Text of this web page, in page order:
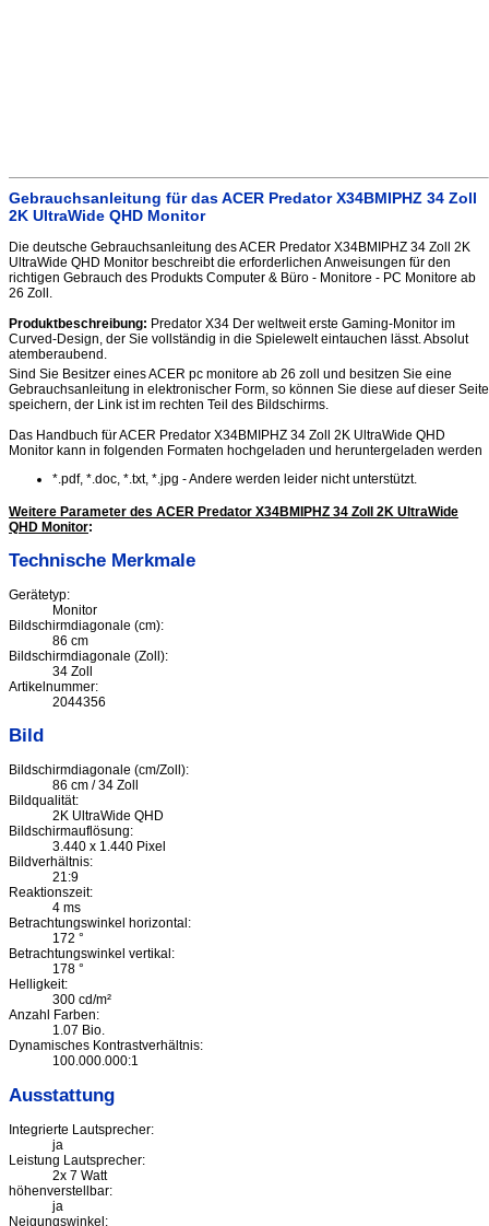
Gebrauchsanleitung für das ACER Predator X34BMIPHZ 34 Zoll
2K UltraWide QHD Monitor
Die deutsche Gebrauchsanleitung des ACER Predator X34BMIPHZ 34 Zoll 2K
UltraWide QHD Monitor beschreibt die erforderlichen Anweisungen für den
richtigen Gebrauch des Produkts Computer & Büro - Monitore - PC Monitore ab
26 Zoll.
Produktbeschreibung: Predator X34 Der weltweit erste Gaming-Monitor im
Curved-Design, der Sie vollständig in die Spielewelt eintauchen lässt. Absolut
atemberaubend.
Sind Sie Besitzer eines ACER pc monitore ab 26 zoll und besitzen Sie eine
Gebrauchsanleitung in elektronischer Form, so können Sie diese auf dieser Seite
speichern, der Link ist im rechten Teil des Bildschirms.
Das Handbuch für ACER Predator X34BMIPHZ 34 Zoll 2K UltraWide QHD
Monitor kann in folgenden Formaten hochgeladen und heruntergeladen werden
*.pdf, *.doc, *.txt, *.jpg - Andere werden leider nicht unterstützt.
Weitere Parameter des ACER Predator X34BMIPHZ 34 Zoll 2K UltraWide
QHD Monitor:
Technische Merkmale
Gerätetyp:
Monitor
Bildschirmdiagonale (cm):
86 cm
Bildschirmdiagonale (Zoll):
34 Zoll
Artikelnummer:
2044356
Bild
Bildschirmdiagonale (cm/Zoll):
86 cm / 34 Zoll
Bildqualität:
2K UltraWide QHD
Bildschirmauflösung:
3.440 x 1.440 Pixel
Bildverhältnis:
21:9
Reaktionszeit:
4 ms
Betrachtungswinkel horizontal:
172 °
Betrachtungswinkel vertikal:
178 °
Helligkeit:
300 cd/m²
Anzahl Farben:
1.07 Bio.
Dynamisches Kontrastverhältnis:
100.000.000:1
Ausstattung
Integrierte Lautsprecher:
ja
Leistung Lautsprecher:
2x 7 Watt
höhenverstellbar:
ja
Neigungswinkel: